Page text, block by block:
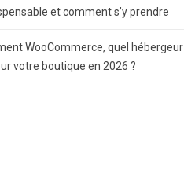
et comment s’y prendre
WooCommerce, quel hébergeur
votre boutique en 2026 ?